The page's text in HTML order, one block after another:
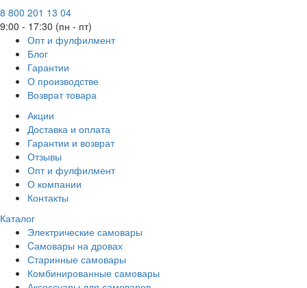
8 800 201 13 04
9:00 - 17:30 (пн - пт)
Опт и фулфилмент
Блог
Гарантии
О производстве
Возврат товара
Акции
Доставка и оплата
Гарантии и возврат
Отзывы
Опт и фулфилмент
О компании
Контакты
Каталог
Электрические самовары
Cамовары на дровах
Старинные самовары
Комбинированные самовары